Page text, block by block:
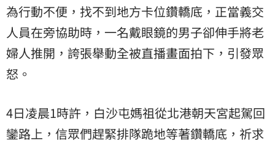
為行動不便，找不到地方卡位鑽轎底，正當義交
人員在旁協助時，一名戴眼鏡的男子卻伸手將老
婦人推開，誇張舉動全被直播畫面拍下，引發眾
怒。
4日凌晨1時許，白沙屯媽祖從北港朝天宮起駕回
鑾路上，信眾們趕緊排隊跪地等著鑽轎底，祈求